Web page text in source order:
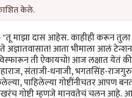
केले.
माझा दास आहेस. काहीही करून तुला
अज्ञातवासात! आता भीमाला आलं
ती ऐकायचो! आज लक्षात येतं की
संताजी-धनाजी, भगतसिंह-
पाहिलेल्या गोष्टींनीचतर आपण
गोष्टी म्हणजे मानवतेचं चलन